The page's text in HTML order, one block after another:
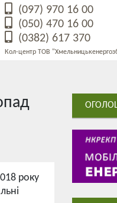
(097) 970 16 00
(050) 470 16 00
(0382) 617 370
Кол-центр ТОВ
року